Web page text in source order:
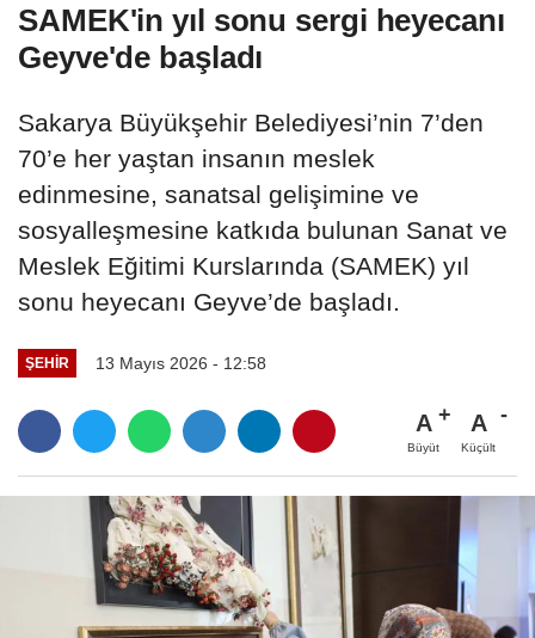
SAMEK'in yıl sonu sergi heyecanı
Geyve'de başladı
Sakarya Büyükşehir Belediyesi’nin 7’den
70’e her yaştan insanın meslek
edinmesine, sanatsal gelişimine ve
sosyalleşmesine katkıda bulunan Sanat ve
Meslek Eğitimi Kurslarında (SAMEK) yıl
sonu heyecanı Geyve’de başladı.
ŞEHIR 13 Mayıs 2026 - 12:58
A
Büyüt
A
Küçült